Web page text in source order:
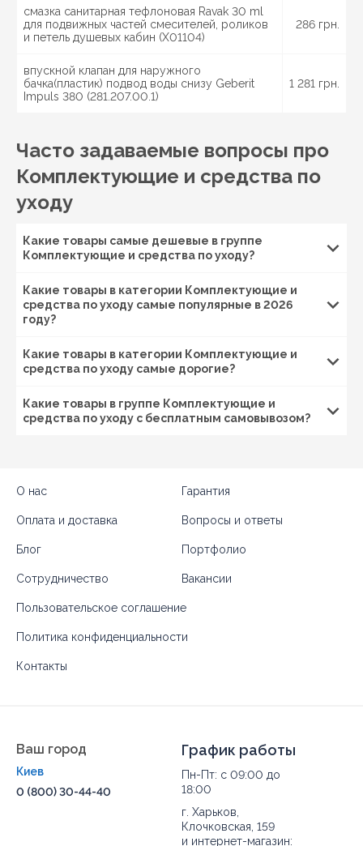
смазка санитарная тефлоновая Ravak 30 ml
для подвижных частей смесителей, роликов
и петель душевых кабин (X01104)
286 грн.
впускной клапан для наружного
бачка(пластик) подвод воды снизу Geberit
Impuls 380 (281.207.00.1)
1 281 грн.
Часто задаваемые вопросы про
Комплектующие и средства по
уходу
Какие товары самые дешевые в группе
Комплектующие и средства по уходу?
Какие товары в категории Комплектующие и
средства по уходу самые популярные в 2026
году?
Какие товары в категории Комплектующие и
средства по уходу самые дорогие?
Какие товары в группе Комплектующие и
средства по уходу с бесплатным самовывозом?
О нас Гарантия
Оплата и доставка Вопросы и ответы
Блог Портфолио
Сотрудничество Вакансии
Пользовательское соглашение
Политика конфиденциальности
Контакты
Ваш город
Киев
0 (800) 30-44-40
График работы
Пн-Пт: с 09:00 до
18:00
г. Харьков,
Клочковская, 159
и интернет-магазин: